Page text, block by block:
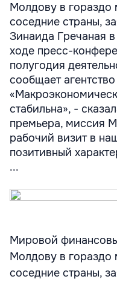
Молдову в гораздо
соседние страны,
Зинаида Гречаная
ходе пресс-
полугодия
сообщает
стабильна», -
премьера, миссия
рабочий визит в
позитивный
...
Мировой
Молдову в гораздо
соседние страны,